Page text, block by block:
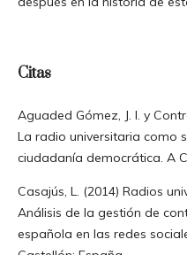
Citas
Aguaded Gómez, J. I. y
La radio universitaria como
ciudadanía democrática. A
Casajús, L. (2014) Radios
Análisis de la gestión de
española en las redes